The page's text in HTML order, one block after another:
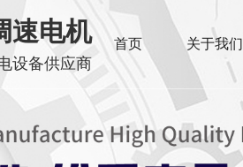
速电机
设备供应商
首页 关于我们